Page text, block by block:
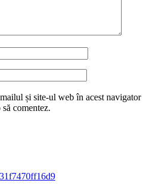
și site-ul web în acest navigator
comentez.